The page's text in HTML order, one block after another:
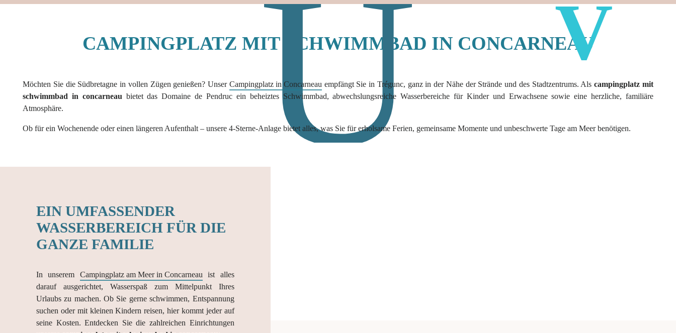
CAMPINGPLATZ MIT SCHWIMMBAD IN CONCARNEAU
Möchten Sie die Südbretagne in vollen Zügen genießen? Unser Campingplatz in Concarneau empfängt Sie in Trégunc, ganz in der Nähe der Strände und des Stadtzentrums. Alscampingplatz mit
schwimmbad in concarneau bietet das Domaine de Pendruc ein beheiztes Schwimmbad, abwechslungsreiche Wasserbereiche für Kinder und Erwachsene sowie eine herzliche, familiäre
Atmosphäre.
Ob für ein Wochenende oder einen längeren Aufenthalt – unsere 4-Sterne-Anlage bietet alles, was Sie für erholsame Ferien, gemeinsame Momente und unbeschwerte Tage am Meer benötigen.
EIN UMFASSENDER
WASSERBEREICH FÜR DIE
GANZE FAMILIE
In unserem Campingplatz am Meer in Concarneau ist alles
darauf ausgerichtet, Wasserspaß zum Mittelpunkt Ihres
Urlaubs zu machen. Ob Sie gerne schwimmen, Entspannung
suchen oder mit kleinen Kindern reisen, hier kommt jeder auf
seine Kosten. Entdecken Sie die zahlreichen Einrichtungen